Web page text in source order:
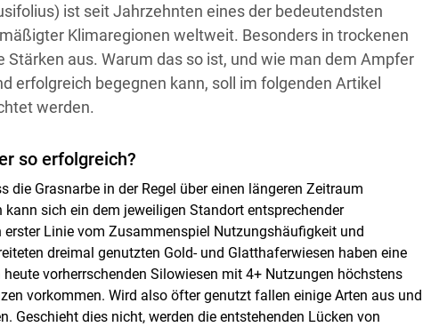
ist seit Jahrzehnten eines der bedeutendsten
Klimaregionen weltweit. Besonders in trockenen
aus. Warum das so ist, und wie man dem Ampfer
erfolgreich begegnen kann, soll im folgenden Artikel
werden.
so erfolgreich?
die Grasnarbe in der Regel über einen längeren Zeitraum
sich ein dem jeweiligen Standort entsprechender
Linie vom Zusammenspiel Nutzungshäufigkeit und
dreimal genutzten Gold- und Glatthaferwiesen haben eine
vorherrschenden Silowiesen mit 4+ Nutzungen höchstens
vorkommen. Wird also öfter genutzt fallen einige Arten aus und
Geschieht dies nicht, werden die entstehenden Lücken von